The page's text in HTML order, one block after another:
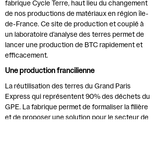
fabrique Cycle Terre, haut lieu du changement
de nos productions de matériaux en région île-
de-France. Ce site de production et couplé à
un laboratoire d’analyse des terres permet de
lancer une production de BTC rapidement et
efficacement.
​Une production francilienne
​​La réutilisation des terres du Grand Paris
Express qui représentent 90% des déchets du
GPE. La fabrique permet de formaliser la filière
et de proposer une solution pour le secteur de